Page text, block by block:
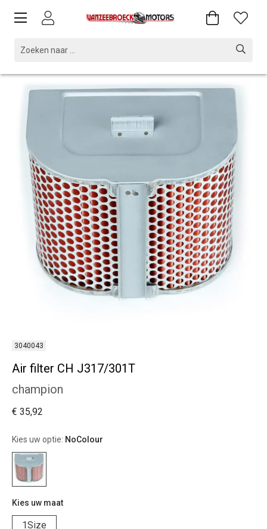
3040043
Air filter CH J317/301T
champion
€ 35,92
Kies uw optie: NoColour
Kies uw maat
1Size